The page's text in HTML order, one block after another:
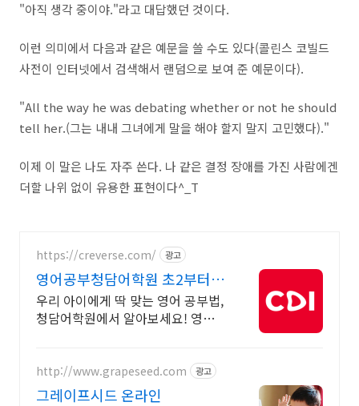
"아직 생각 중이야."라고 대답했던 것이다.
이런 의미에서 다음과 같은 예문을 쓸 수도 있다(콜린스 코빌드
사전이 인터넷에서 검색해서 랜덤으로 보여 준 예문이다).
"All the way he was debating whether or not he should
tell her.(그는 내내 그녀에게 말을 해야 할지 말지 고민했다)."
이제 이 말은 나도 자주 쓴다. 나 같은 결정 장애를 가진 사람에겐
더할 나위 없이 유용한 표현이다^_T
https://creverse.com/ 광고
영어공부청담어학원 초2부터
입학테스트 응시가능
우리 아이에게 딱 맞는 영어 공부법,
청담어학원에서 알아보세요! 영어도
http://www.grapeseed.com 광고
그레이프시드 온라인